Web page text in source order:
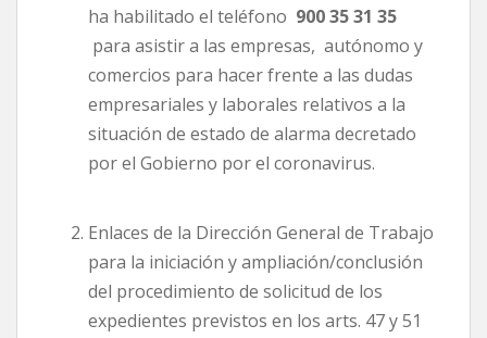
ha habilitado el teléfono 900 35 31 35
para asistir a las empresas, autónomo y
comercios para hacer frente a las dudas
empresariales y laborales relativos a la
situación de estado de alarma decretado
por el Gobierno por el coronavirus.
Enlaces de la Dirección General de Trabajo
para la iniciación y ampliación/conclusión
del procedimiento de solicitud de los
expedientes previstos en los arts. 47 y 51